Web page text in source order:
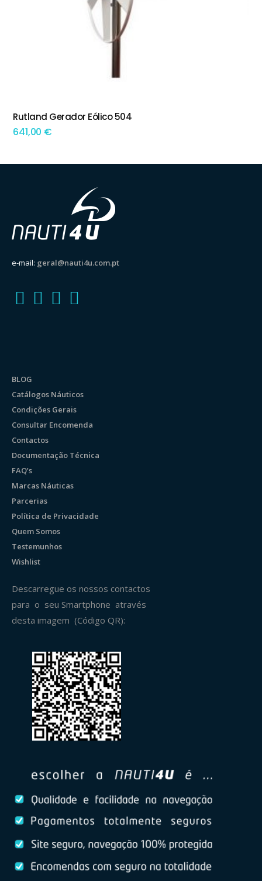
ADICIONAR
Rutland Gerador Eólico 504
641,00 €
e-mail: geral@nauti4u.com.pt
BLOG
Catálogos Náuticos
Condições Gerais
Consultar Encomenda
Contactos
Documentação Técnica
FAQ’s
Marcas Náuticas
Parcerias
Política de Privacidade
Quem Somos
Testemunhos
Wishlist
Descarregue os nossos contactos
para o seu Smartphone através
desta imagem (Código QR):